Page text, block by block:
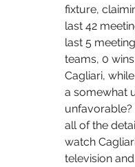
fixture,
last 42
last 5
teams, 0
Cagliari,
a somewhat
all of the
watch
television